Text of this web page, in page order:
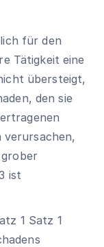
für den
Tätigkeit eine
übersteigt,
den sie
verursachen,
ist
1 Satz 1